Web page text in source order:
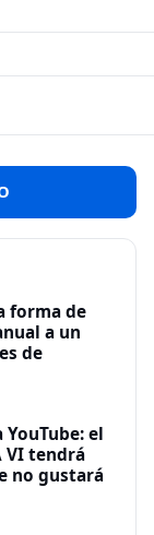
forma de
a un
de
el
VI tendrá
no gustará